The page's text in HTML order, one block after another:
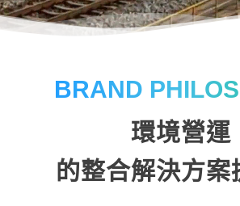
BRAND
環境營運
的整合解決方案